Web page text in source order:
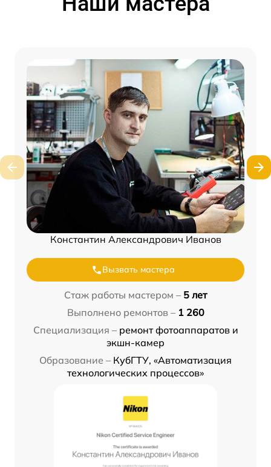
Константин Александрович Иванов
Вызвать мастера
Стаж работы мастером – 5 лет
Выполнено ремонтов – 1 260
Специализация – ремонт фотоаппаратов и
экшн-камер
Образование – КубГТУ, «Автоматизация
технологических процессов»